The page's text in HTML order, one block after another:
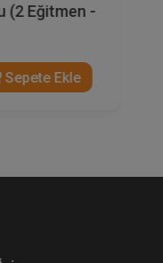
(2 Eğitmen -
Sepete Ekle